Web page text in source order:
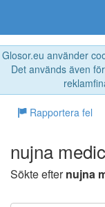
Glosor.eu använder
Det används även
Rapportera fel
nujna
Sökte efternujna